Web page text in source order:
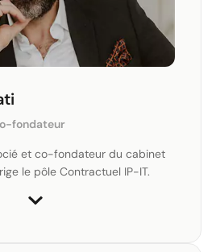
fondateur
et co-fondateur du cabinet
le pôle Contractuel IP-IT.